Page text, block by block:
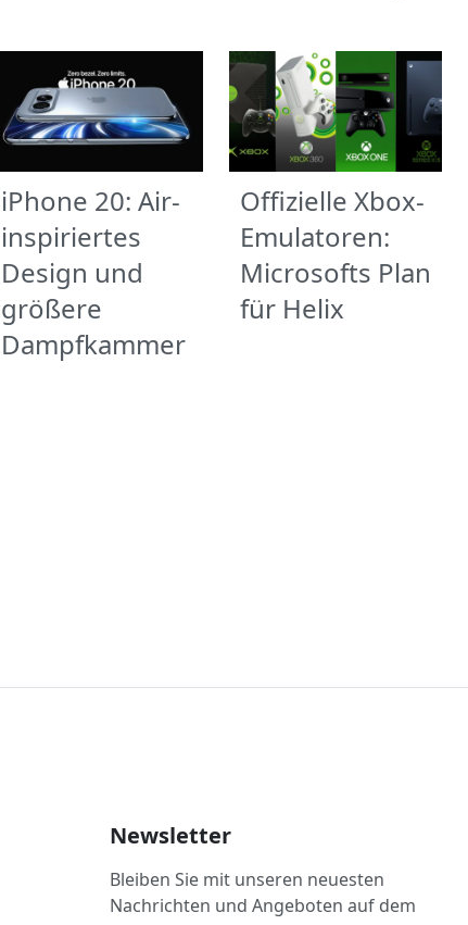
iPhone 20: Air-
inspiriertes
Design und
größere
Dampfkammer
Offizielle Xbox-
Emulatoren:
Microsofts Plan
für Helix
Newsletter
Bleiben Sie mit unseren neuesten
Nachrichten und Angeboten auf dem